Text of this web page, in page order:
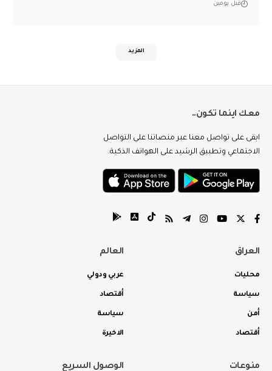
قبل يومين
المزيد
معك اينما تكون..
ابقى على تواصل معنا عبر منصاتنا على التواصل
الاجتماعي وتطبيق الرشيد على الهواتف الذكية.
العراق
محليات
سياسة
أمن
أقتصاد
العالم
عربي ودولي
أقتصاد
سياسة
الاخيرة
منوعات الوصول السريع